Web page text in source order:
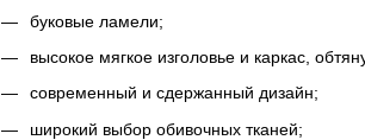
буковые ламели;
высокое мягкое изголовье и каркас,
современный и сдержанный дизайн;
широкий выбор обивочных тканей;